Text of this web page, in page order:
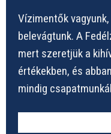
Vízimentők
belevágtunk. A
mert szeretjük a
értékekben, és
mindig